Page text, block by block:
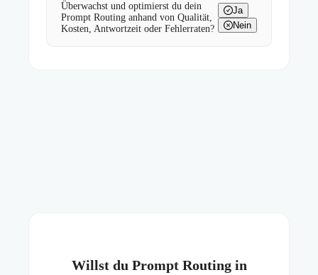
Überwachst und optimierst du dein
Prompt Routing anhand von Qualität,
Kosten, Antwortzeit oder Fehlerraten?
Ja
Nein
Willst du Prompt Routing in